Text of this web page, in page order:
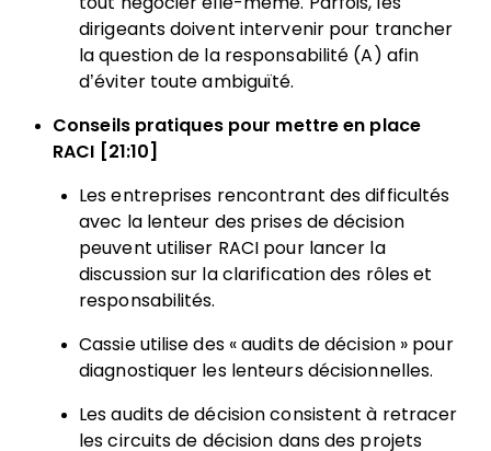
dirigeants doivent intervenir pour trancher
la question de la responsabilité (A) afin
d’éviter toute ambiguïté.
Conseils pratiques pour mettre en place
RACI [21:10]
Les entreprises rencontrant des difficultés
avec la lenteur des prises de décision
peuvent utiliser RACI pour lancer la
discussion sur la clarification des rôles et
responsabilités.
Cassie utilise des « audits de décision » pour
diagnostiquer les lenteurs décisionnelles.
Les audits de décision consistent à retracer
les circuits de décision dans des projets